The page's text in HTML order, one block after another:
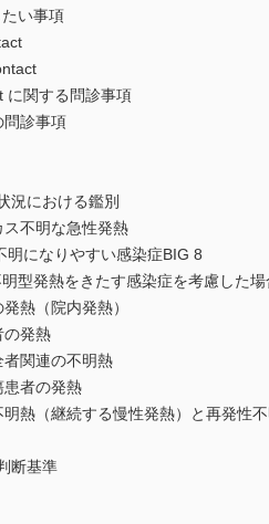
い事項
関する問診事項
問診事項
における鑑別
不明な急性発熱
になりやすい感染症BIG 8
型発熱をきたす感染症を考慮した場
熱（院内発熱）
の発熱
関連の不明熱
者の発熱
熱（継続する慢性発熱）と再発性
断基準